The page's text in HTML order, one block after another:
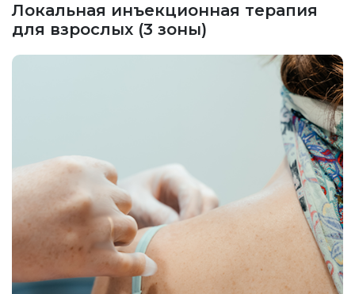
Локальная инъекционная терапия
для взрослых (3 зоны)